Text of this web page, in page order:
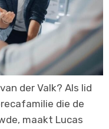
der Valk? Als lid
die de
maakt Lucas